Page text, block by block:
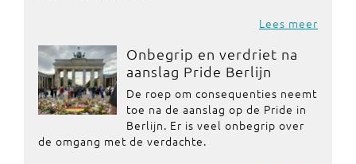
Lees meer
Onbegrip en verdriet na
aanslag Pride Berlijn
De roep om consequenties neemt
toe na de aanslag op de Pride in
Berlijn. Er is veel onbegrip over
de omgang met de verdachte.